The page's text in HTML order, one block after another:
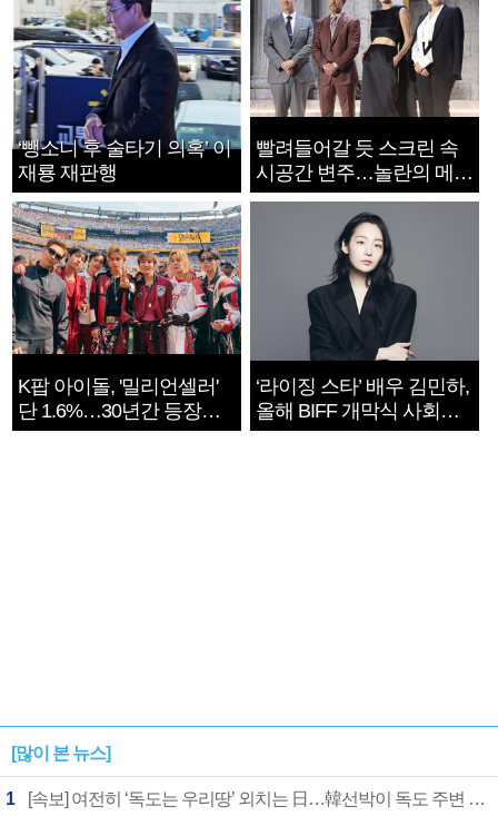
‘뺑소니 후 술타기 의혹’ 이
재룡 재판행
빨려들어갈 듯 스크린 속
시공간 변주…놀란의 메시
지는 ‘전쟁 속죄’
K팝 아이돌, '밀리언셀러'
단 1.6%…30년간 등장
1182개팀 전수조사
‘라이징 스타’ 배우 김민하,
올해 BIFF 개막식 사회자
확정
[많이 본 뉴스]
1 [속보] 여전히 ‘독도는 우리땅’ 외치는 日…韓선박이 독도 주변 해양조사 활동하자 반발